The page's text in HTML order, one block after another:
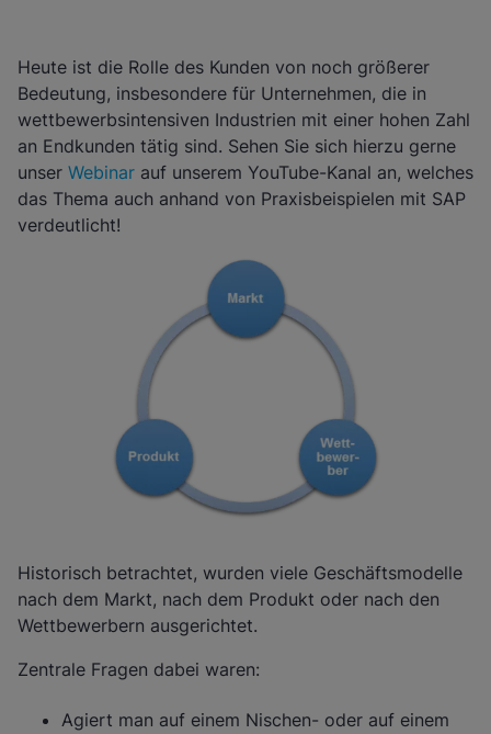
Heute ist die Rolle des Kunden von noch größerer
Bedeutung, insbesondere für Unternehmen, die in
wettbewerbsintensiven Industrien mit einer hohen Zahl
an Endkunden tätig sind. Sehen Sie sich hierzu gerne
unser Webinar auf unserem YouTube-Kanal an, welches
das Thema auch anhand von Praxisbeispielen mit SAP
verdeutlicht!
Historisch betrachtet, wurden viele Geschäftsmodelle
nach dem Markt, nach dem Produkt oder nach den
Wettbewerbern ausgerichtet.
Zentrale Fragen dabei waren:
Agiert man auf einem Nischen- oder auf einem